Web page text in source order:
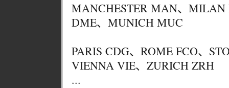
MANCHESTER MAN、MILAN
DME、MUNICH MUC
PARIS CDG、ROME FCO、
VIENNA VIE、ZURICH ZRH
...